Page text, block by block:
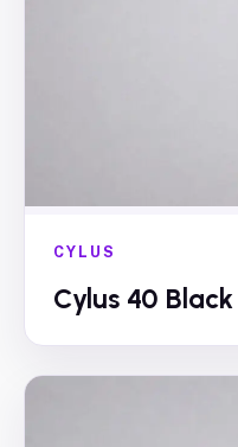
CYLUS
Cylus 40 Black